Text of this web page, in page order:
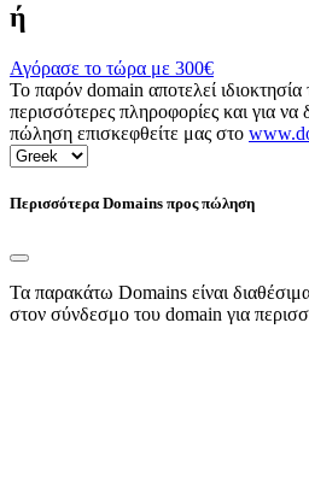
ή
Αγόρασε το τώρα με 300€
Το παρόν domain αποτελεί
περισσότερες πληροφορίες και για
πώληση επισκεφθείτε μας στο
Περισσότερα Domains προς πώληση
Τα παρακάτω Domains είναι
στον σύνδεσμο του domain για